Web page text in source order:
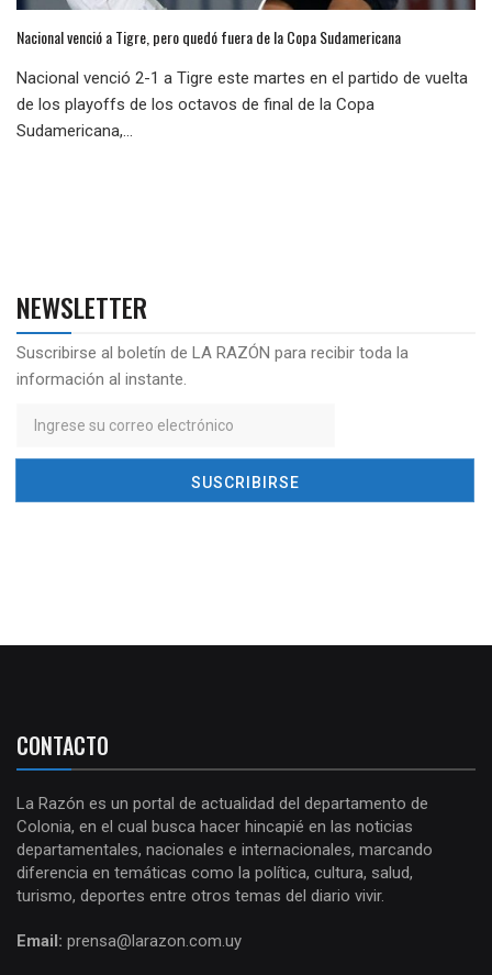
Nacional venció a Tigre, pero quedó fuera de la Copa Sudamericana
Nacional venció 2-1 a Tigre este martes en el partido de vuelta
de los playoffs de los octavos de final de la Copa
Sudamericana,...
NEWSLETTER
Suscribirse al boletín de LA RAZÓN para recibir toda la
información al instante.
CONTACTO
La Razón es un portal de actualidad del departamento de
Colonia, en el cual busca hacer hincapié en las noticias
departamentales, nacionales e internacionales, marcando
diferencia en temáticas como la política, cultura, salud,
turismo, deportes entre otros temas del diario vivir.
Email: prensa@larazon.com.uy